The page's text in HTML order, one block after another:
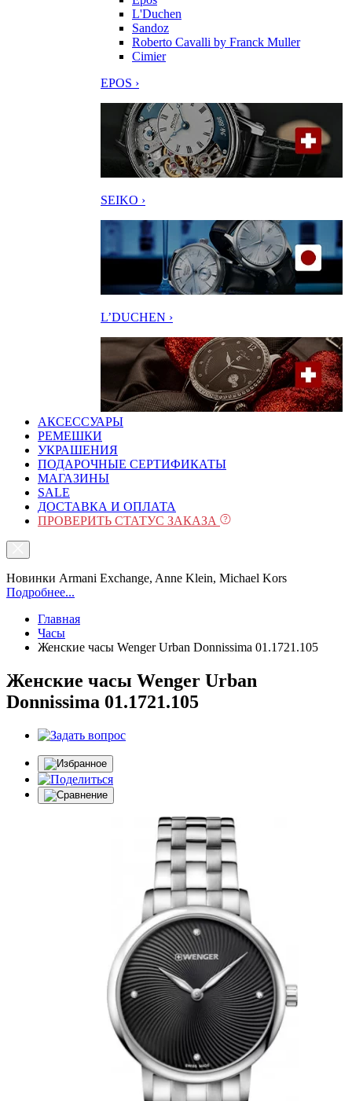
L'Duchen
Sandoz
Roberto Cavalli by Franck Muller
Cimier
EPOS ›
SEIKO ›
L’DUCHEN ›
АКСЕССУАРЫ
РЕМЕШКИ
УКРАШЕНИЯ
ПОДАРОЧНЫЕ СЕРТИФИКАТЫ
МАГАЗИНЫ
SALE
ДОСТАВКА И ОПЛАТА
ПРОВЕРИТЬ СТАТУС ЗАКАЗА
Новинки Armani Exchange, Anne Klein, Michael Kors
Подробнее...
Главная
Часы
Женские часы Wenger Urban Donnissima 01.1721.105
Женские часы Wenger Urban
Donnissima 01.1721.105